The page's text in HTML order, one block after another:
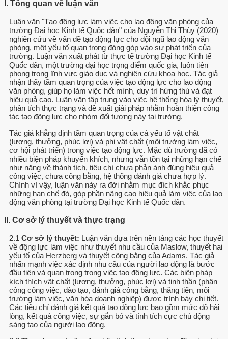
I. Tổng quan về luận văn
Luận văn "Tạo động lực làm việc cho lao động văn phòng của
trường Đại học Kinh tế Quốc dân" của Nguyễn Thị Thùy (2020)
nghiên cứu về vấn đề tạo động lực cho đội ngũ lao động văn
phòng, một yếu tố quan trọng đóng góp vào sự phát triển của
trường. Luận văn xuất phát từ thực tế trường Đại học Kinh tế
Quốc dân, một trường đại học trọng điểm quốc gia, luôn tiên
phong trong lĩnh vực giáo dục và nghiên cứu khoa học. Tác giả
nhận thấy tầm quan trọng của việc tạo động lực cho lao động
văn phòng, giúp họ làm việc hết mình, duy trì hứng thú và đạt
hiệu quả cao. Luận văn tập trung vào việc hệ thống hóa lý thuyết,
phân tích thực trạng và đề xuất giải pháp nhằm hoàn thiện công
tác tạo động lực cho nhóm đối tượng này tại trường.
Tác giả khẳng định tầm quan trọng của cả yếu tố vật chất
(lương, thưởng, phúc lợi) và phi vật chất (môi trường làm việc,
cơ hội phát triển) trong việc tạo động lực. Mặc dù trường đã có
nhiều biện pháp khuyến khích, nhưng vẫn tồn tại những hạn chế
như nặng về thành tích, tiêu chí chưa phản ánh đúng hiệu quả
công việc, chưa công bằng, hệ thống đánh giá chưa hợp lý.
Chính vì vậy, luận văn này ra đời nhằm mục đích khắc phục
những hạn chế đó, góp phần nâng cao hiệu quả làm việc của lao
động văn phòng tại trường Đại học Kinh tế Quốc dân.
II. Cơ sở lý thuyết và thực trạng
2.1 Cơ sở lý thuyết: Luận văn dựa trên nền tảng các học thuyết
về động lực làm việc như thuyết nhu cầu của Maslow, thuyết hai
yếu tố của Herzberg và thuyết công bằng của Adams. Tác giả
nhấn mạnh việc xác định nhu cầu của người lao động là bước
đầu tiên và quan trọng trong việc tạo động lực. Các biện pháp
kích thích vật chất (lương, thưởng, phúc lợi) và tinh thần (phân
công công việc, đào tạo, đánh giá công bằng, thăng tiến, môi
trường làm việc, văn hóa doanh nghiệp) được trình bày chi tiết.
Các tiêu chí đánh giá kết quả tạo động lực bao gồm mức độ hài
lòng, kết quả công việc, sự gắn bó và tính tích cực chủ động
sáng tạo của người lao động.